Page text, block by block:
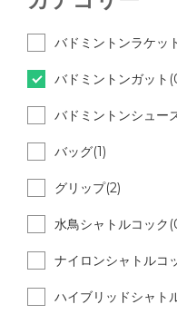
バドミントンラケッ
バドミントンガット
バドミントンシュー
バッグ(1)
グリップ(2)
水鳥シャトルコック
ナイロンシャトルコ
ハイブリッドシャト